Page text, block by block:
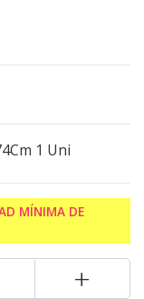
1 Uni
MÍNIMA DE
+